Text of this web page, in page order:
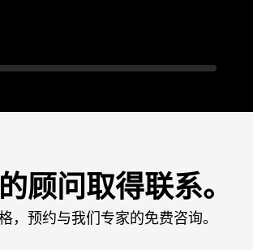
顾问取得联系。
，预约与我们专家的免费咨询。